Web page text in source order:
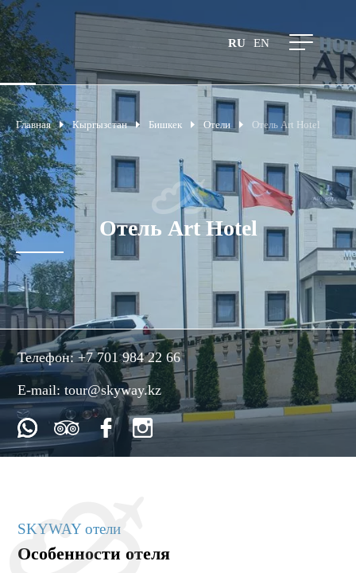
RU EN
Главная Кыргызстан Бишкек Отели Отель Art Hotel
Отель Art Hotel
Телефон:+7 701 984 22 66
E-mail:tour@skyway.kz
SKYWAY отели
Особенности отеля